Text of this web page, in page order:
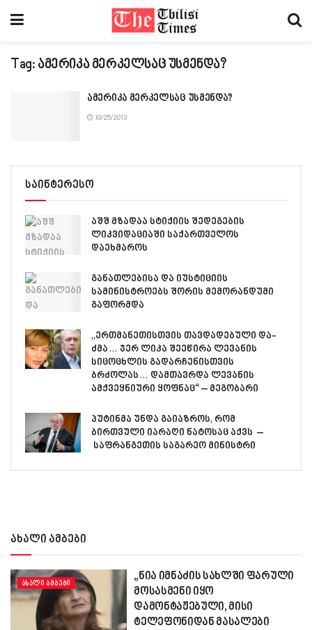
Tag: ამერიკა მერკელსაც უსმენდა?
ამერიკა მერკელსაც უსმენდა?
10/25/2013
საინტერესო
აშშ მზადაა სტიქიის შედეგების
ლიკვიდაციაში საქართველოს
დაეხმაროს
განათლებისა და იუსტიციის
სამინისტროებს შორის მემორანდუმი
გაფორმდა
„ერთმანეთისთვის თავდადებული და-
ძმა… ჯერ ლიკა შეეწირა ლევანის
სიცოცხლის გადარჩენისთვის
ბრძოლას… დამთავრდა ლევანის
ამქვეყნიური ყოფნაც“ – მეგობარი
პუტინმა უნდა გაიაზროს, რომ
ბირთვული იარაღი ნატოსაც აქვს –
საფრანგეთის საგარეო მინისტრი
ახალი ამბები
ᲐᲮᲐᲚᲘ ᲐᲛᲑᲔᲑᲘ
„ნია იმნაძის სახლში ფარული
მოსასმენი იყო
დამონტაჟებული, მისი
ტელეფონიდან მასალები